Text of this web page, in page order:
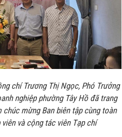
chí Trương Thị Ngọc, Phó Trưởng
nghiệp phường Tây Hồ đã trang
mừng Ban biên tập cùng toàn
và cộng tác viên Tạp chí